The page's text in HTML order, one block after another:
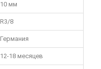
10 мм
R3/8
Германия
12-18 месяцев